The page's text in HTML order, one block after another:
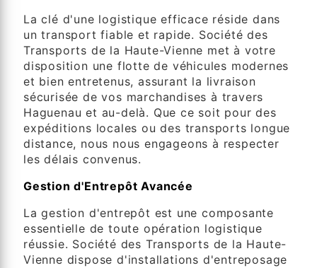
La clé d'une logistique efficace réside dans
un transport fiable et rapide. Société des
Transports de la Haute-Vienne met à votre
disposition une flotte de véhicules modernes
et bien entretenus, assurant la livraison
sécurisée de vos marchandises à travers
Haguenau et au-delà. Que ce soit pour des
expéditions locales ou des transports longue
distance, nous nous engageons à respecter
les délais convenus.
Gestion d'Entrepôt Avancée
La gestion d'entrepôt est une composante
essentielle de toute opération logistique
réussie. Société des Transports de la Haute-
Vienne dispose d'installations d'entreposage